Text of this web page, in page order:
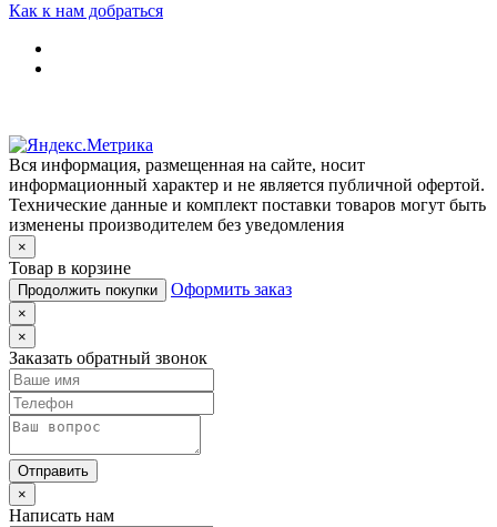
Как к нам добраться
Вся информация, размещенная на сайте, носит
информационный характер и не является публичной офертой.
Технические данные и комплект поставки товаров могут быть
изменены производителем без уведомления
×
Товар в корзине
Продолжить покупки Оформить заказ
×
×
Заказать обратный звонок
Отправить
×
Написать нам